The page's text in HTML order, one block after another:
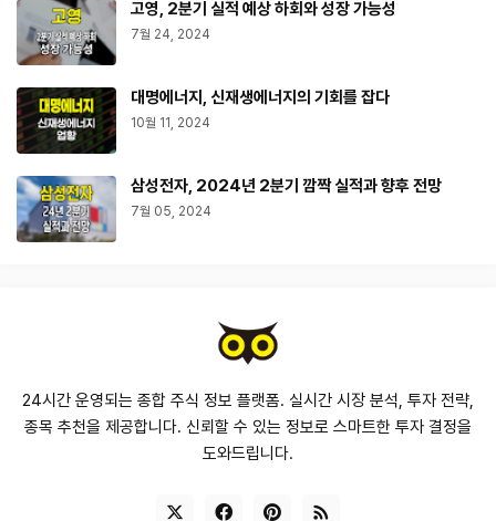
고영, 2분기 실적 예상 하회와 성장 가능성
7월 24, 2024
대명에너지, 신재생에너지의 기회를 잡다
10월 11, 2024
삼성전자, 2024년 2분기 깜짝 실적과 향후 전망
7월 05, 2024
24시간 운영되는 종합 주식 정보 플랫폼. 실시간 시장 분석, 투자 전략,
종목 추천을 제공합니다. 신뢰할 수 있는 정보로 스마트한 투자 결정을
도와드립니다.